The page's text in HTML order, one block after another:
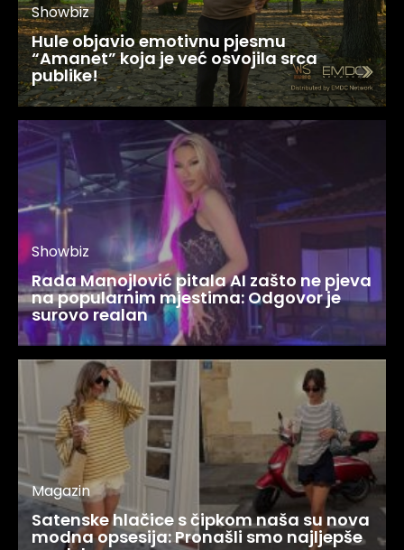
Showbiz
Hule objavio emotivnu pjesmu
“Amanet” koja je već osvojila srca
publike!
Showbiz
Rada Manojlović pitala AI zašto ne pjeva
na popularnim mjestima: Odgovor je
surovo realan
Magazin
Satenske hlačice s čipkom naša su nova
modna opsesija: Pronašli smo najljepše